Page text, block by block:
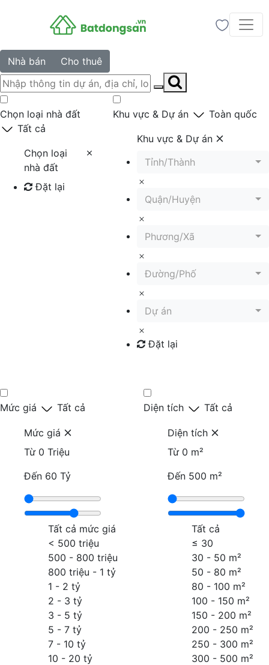
Nhà bán Cho thuê
Chọn loại nhà đất
Tất cả
Chọn loại
nhà đất
Đặt lại
Khu vực & Dự án Toàn quốc
Khu vực & Dự án
Tỉnh/Thành
Quận/Huyện
Phương/Xã
Đường/Phố
Dự án
Đặt lại
Mức giá Tất cả
Mức giá
Từ 0 Triệu
Đến 60 Tỷ
Tất cả mức giá
< 500 triệu
500 - 800 triệu
800 triệu - 1 tỷ
1 - 2 tỷ
2 - 3 tỷ
3 - 5 tỷ
5 - 7 tỷ
7 - 10 tỷ
10 - 20 tỷ
Diện tích Tất cả
Diện tích
Từ 0 m²
Đến 500 m²
Tất cả
≤ 30
30 - 50 m²
50 - 80 m²
80 - 100 m²
100 - 150 m²
150 - 200 m²
200 - 250 m²
250 - 300 m²
300 - 500 m²